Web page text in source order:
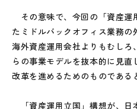
その意味で、今回の「資産運
たミドルバックオフィス業務の
海外資産運用会社よりもむしろ
らの事業モデルを抜本的に見
改革を進めるためのものである
「資産運用立国」構想が、日